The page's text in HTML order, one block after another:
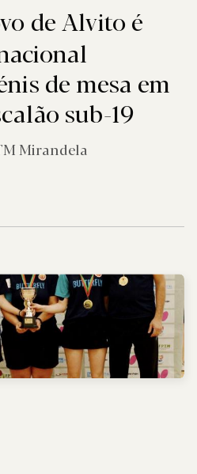
de Alvito é
de mesa em
sub-19
Mirandela